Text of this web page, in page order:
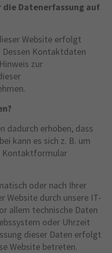
consectetuer
dolor. Aenean
penatibus et magnis
ridiculus mus.
nec.
Datenerfassung auf
Website erfolgt
Dessen Kontaktdaten
zur
dadurch erhoben, dass
kann es sich z. B. um
Kontaktformular
oder nach Ihrer
Website durch unsere IT-
allem technische Daten
oder Uhrzeit
dieser Daten erfolgt
Website betreten.